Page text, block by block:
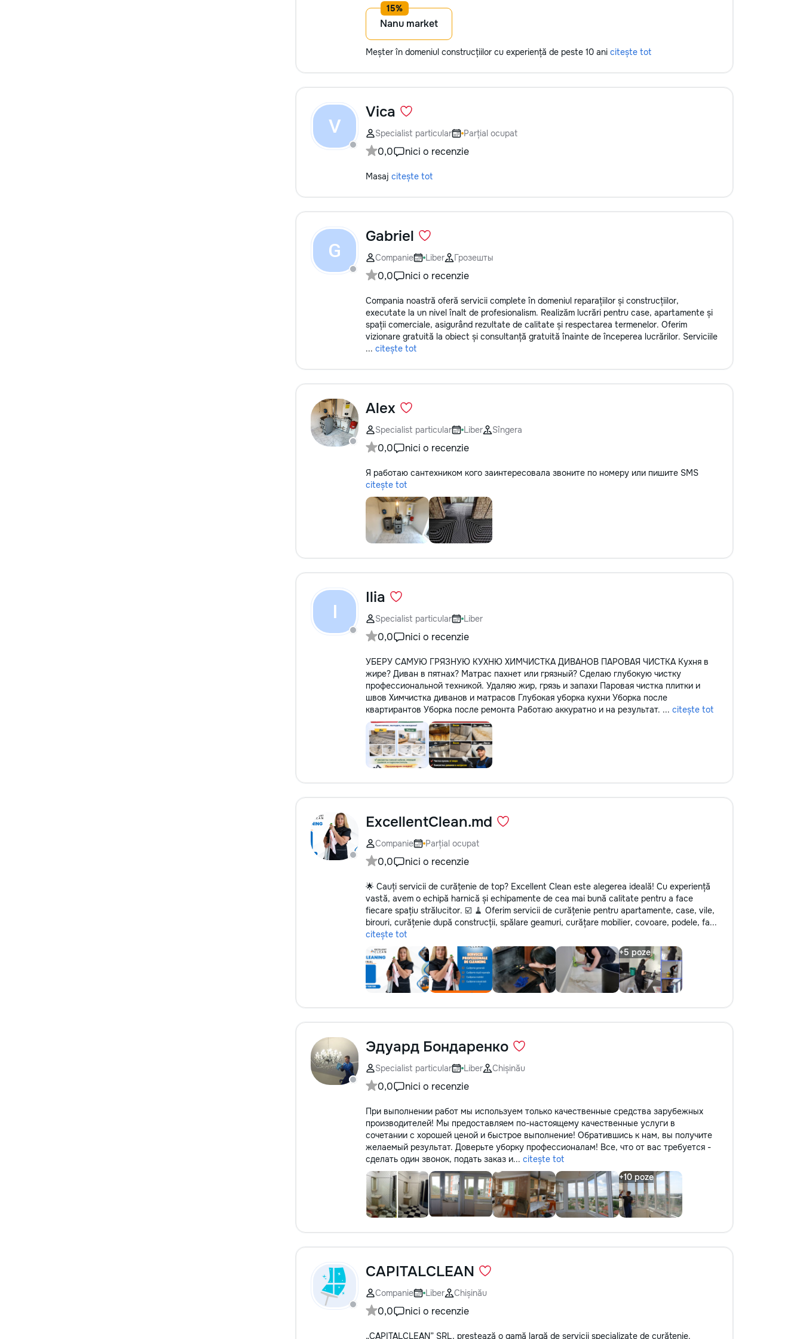
funcționale! Calitatea noastră –
liniștea și confortul dumneavoastră!
Nanu market
Meșter în domeniul construcțiilor cu experiență de peste 10 ani citește tot
V
Vica
Specialist particular Parțial ocupat
0,0 nici o recenzie
Masaj citește tot
G
Gabriel
Companie Liber Грозешты
0,0 nici o recenzie
Compania noastră oferă servicii complete în domeniul reparațiilor și construcțiilor,
executate la un nivel înalt de profesionalism. Realizăm lucrări pentru case, apartamente și
spații comerciale, asigurând rezultate de calitate și respectarea termenelor. Oferim
vizionare gratuită la obiect și consultanță gratuită înainte de începerea lucrărilor. Serviciile
... citește tot
Alex
Specialist particular Liber Sîngera
0,0 nici o recenzie
Я работаю сантехником кого заинтересовала звоните по номеру или пишите SMS
citește tot
I
Ilia
Specialist particular Liber
0,0 nici o recenzie
УБЕРУ САМУЮ ГРЯЗНУЮ КУХНЮ ХИМЧИСТКА ДИВАНОВ ПАРОВАЯ ЧИСТКА Кухня в
жире? Диван в пятнах? Матрас пахнет или грязный? Сделаю глубокую чистку
профессиональной техникой. Удаляю жир, грязь и запахи Паровая чистка плитки и
швов Химчистка диванов и матрасов Глубокая уборка кухни Уборка после
квартирантов Уборка после ремонта Работаю аккуратно и на результат. ... citește tot
ExcellentClean.md
Companie Parțial ocupat
0,0 nici o recenzie
🌟 Cauți servicii de curățenie de top? Excellent Clean este alegerea ideală! Cu experiență
vastă, avem o echipă harnică și echipamente de cea mai bună calitate pentru a face
fiecare spațiu strălucitor. ☑️ 🧹 Oferim servicii de curățenie pentru apartamente, case, vile,
birouri, curățenie după construcții, spălare geamuri, curățare mobilier, covoare, podele, fa...
citește tot
Эдуард Бондаренко
Specialist particular Liber Chișinău
0,0 nici o recenzie
При выполнении работ мы используем только качественные средства зарубежных
производителей! Мы предоставляем по-настоящему качественные услуги в
сочетании с хорошей ценой и быстрое выполнение! Обратившись к нам, вы получите
желаемый результат. Доверьте уборку профессионалам! Все, что от вас требуется -
сделать один звонок, подать заказ и... citește tot
CAPITALCLEAN
Companie Liber Chișinău
0,0 nici o recenzie
„CAPITALCLEAN” SRL, prestează o gamă largă de servicii specializate de curățenie.